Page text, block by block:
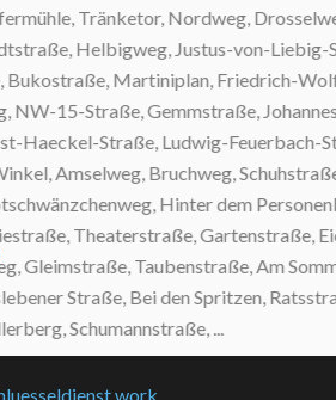
Tränketor, Nordweg, Drosselweg,
Helbigweg, Justus-von-Liebig-
Martiniplan, Friedrich-Wolf-
15-Straße, Gemmstraße,
Straße, Ludwig-Feuerbach-
Amselweg, Bruchweg, Schuhstraße,
Hinter dem
Theaterstraße, Gartenstraße,
Taubenstraße, Am
Straße, Bei den Spritzen,
Schumannstraße, ...